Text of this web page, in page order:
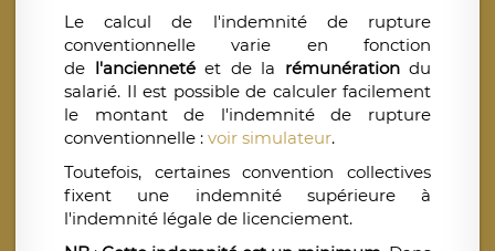
Le calcul de l'indemnité de rupture
conventionnelle varie en fonction
de l'anciennetéet de la rémunérationdu
salarié. Il est possible de calculer facilement
le montant de l'indemnité de rupture
conventionnelle : voir simulateur.
Toutefois, certaines convention collectives
fixent une indemnité supérieure à
l'indemnité légale de licenciement.